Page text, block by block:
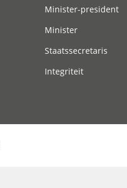
Minister-president
Minister
Staatssecretaris
Integriteit